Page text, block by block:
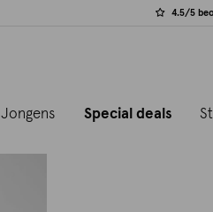
4.5/5
Jongens Special deals